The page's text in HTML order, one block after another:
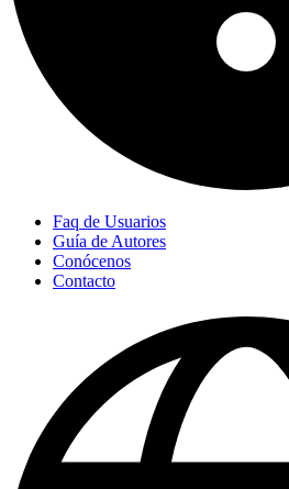
Faq de Usuarios
Guía de Autores
Conócenos
Contacto